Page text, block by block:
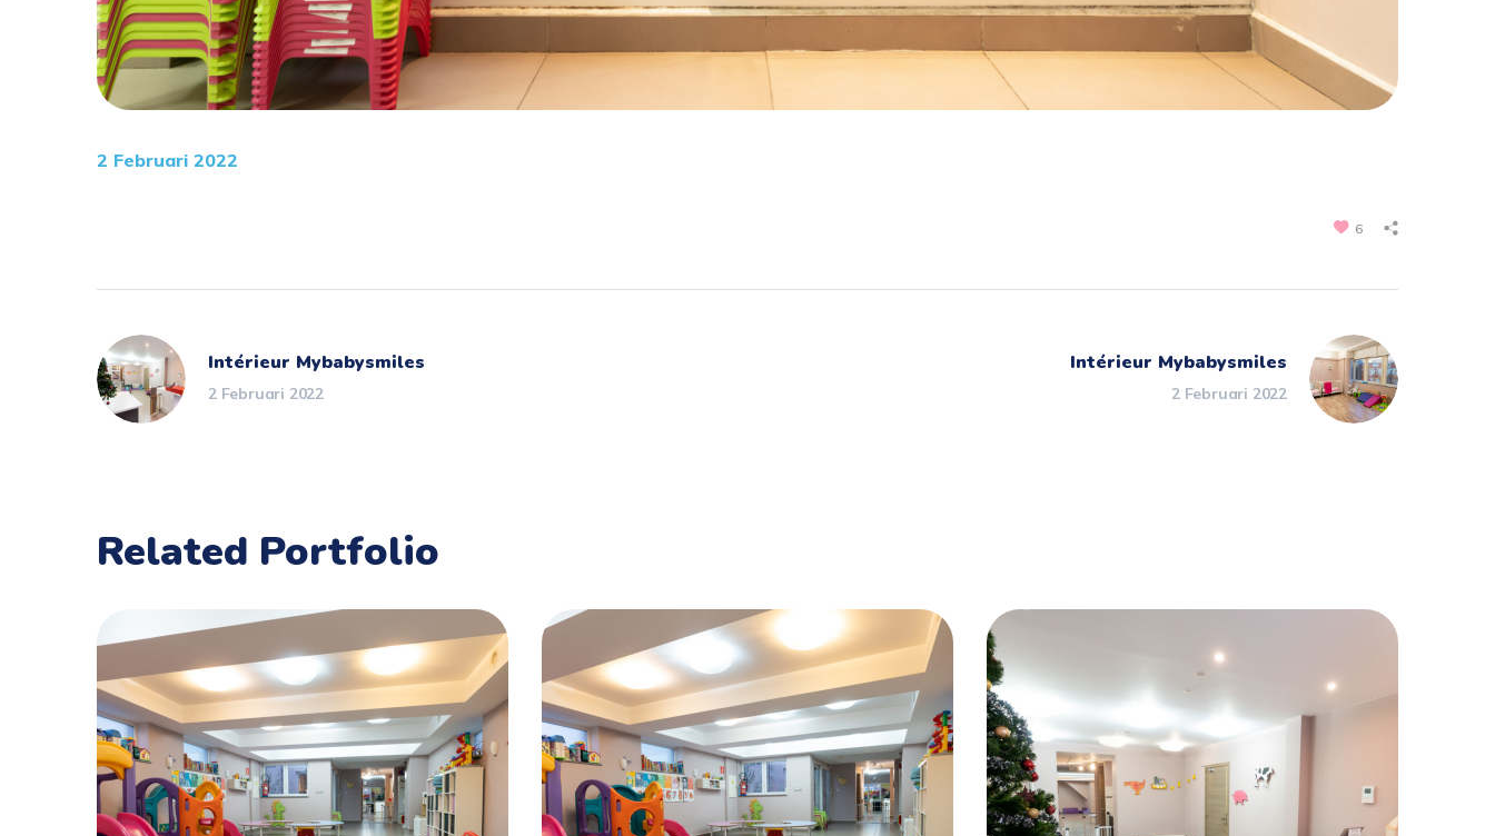
2 Februari 2022
6
Intérieur Mybabysmiles
2 Februari 2022
Intérieur Mybabysmiles
2 Februari 2022
Related Portfolio